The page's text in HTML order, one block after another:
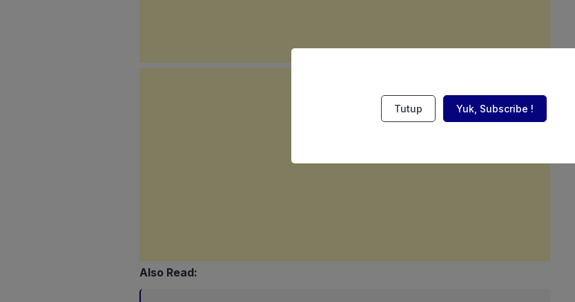
Also Read:
Tutup Yuk, Subscribe !